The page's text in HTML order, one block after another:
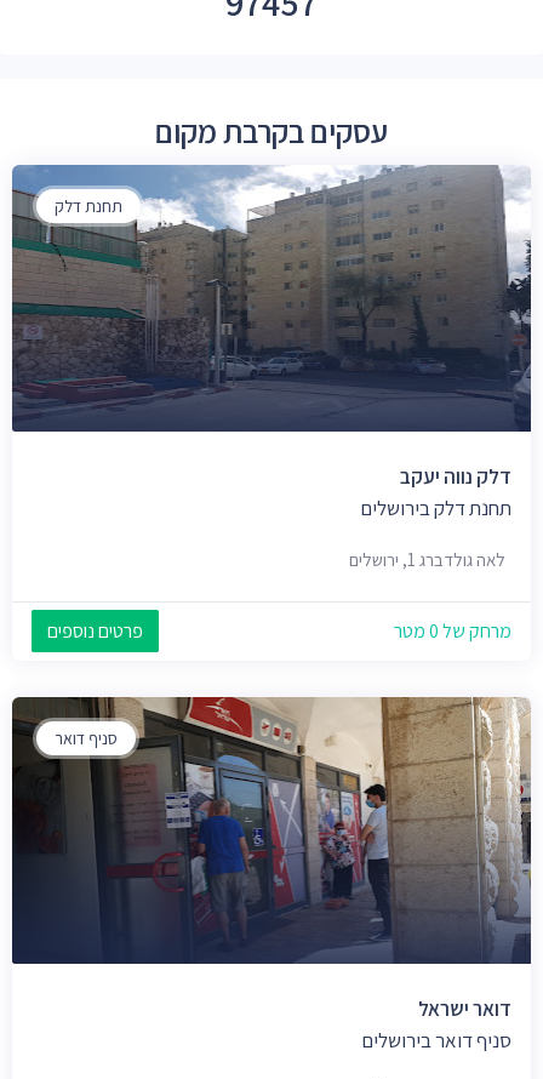
עסקים בקרבת מקום
תחנת דלק
דלק נווה יעקב
תחנת דלק בירושלים
לאה גולדברג 1, ירושלים
מרחק של 0 מטר פרטים נוספים
סניף דואר
דואר ישראל
סניף דואר בירושלים